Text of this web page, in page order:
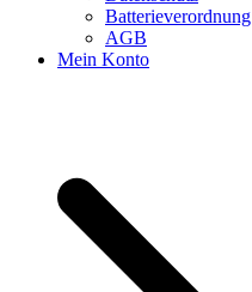
Batterieverordnung
AGB
Mein Konto